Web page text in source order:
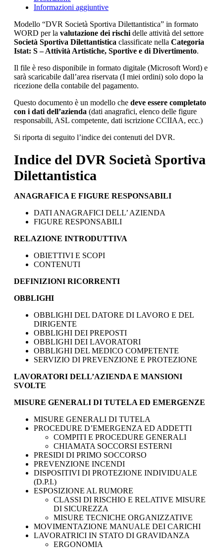
Informazioni aggiuntive
Modello “DVR Società Sportiva Dilettantistica” in formato
WORD per la valutazione dei rischi delle attività del settore
Società Sportiva Dilettantistica classificate nella Categoria
Istat: S – Attività Artistiche, Sportive e di Divertimento.
Il file è reso disponibile in formato digitale (Microsoft Word) e
sarà scaricabile dall’area riservata (I miei ordini) solo dopo la
ricezione della contabile del pagamento.
Questo documento è un modello che deve essere completato
con i dati dell’azienda (dati anagrafici, elenco delle figure
responsabili, ASL competente, dati iscrizione CCIIAA, ecc.)
Si riporta di seguito l’indice dei contenuti del DVR.
Indice del DVR Società Sportiva
Dilettantistica
ANAGRAFICA E FIGURE RESPONSABILI
DATI ANAGRAFICI DELL’ AZIENDA
FIGURE RESPONSABILI
RELAZIONE INTRODUTTIVA
OBIETTIVI E SCOPI
CONTENUTI
DEFINIZIONI RICORRENTI
OBBLIGHI
OBBLIGHI DEL DATORE DI LAVORO E DEL
DIRIGENTE
OBBLIGHI DEI PREPOSTI
OBBLIGHI DEI LAVORATORI
OBBLIGHI DEL MEDICO COMPETENTE
SERVIZIO DI PREVENZIONE E PROTEZIONE
LAVORATORI DELL’AZIENDA E MANSIONI
SVOLTE
MISURE GENERALI DI TUTELA ED EMERGENZE
MISURE GENERALI DI TUTELA
PROCEDURE D’EMERGENZA ED ADDETTI
COMPITI E PROCEDURE GENERALI
CHIAMATA SOCCORSI ESTERNI
PRESIDI DI PRIMO SOCCORSO
PREVENZIONE INCENDI
DISPOSITIVI DI PROTEZIONE INDIVIDUALE
(D.P.I.)
ESPOSIZIONE AL RUMORE
CLASSI DI RISCHIO E RELATIVE MISURE
DI SICUREZZA
MISURE TECNICHE ORGANIZZATIVE
MOVIMENTAZIONE MANUALE DEI CARICHI
LAVORATRICI IN STATO DI GRAVIDANZA
ERGONOMIA